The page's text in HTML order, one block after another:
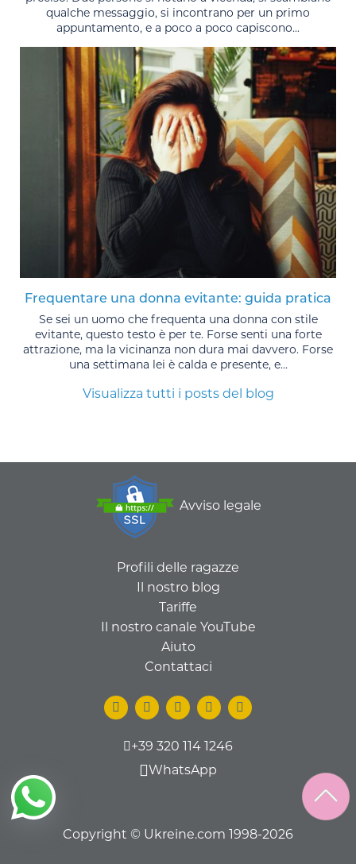
qualche messaggio, si incontrano per un primo
appuntamento, e a poco a poco capiscono...
Frequentare una donna evitante: guida pratica
Se sei un uomo che frequenta una donna con stile
evitante, questo testo è per te. Forse senti una forte
attrazione, ma la vicinanza non dura mai davvero. Forse
una settimana lei è calda e presente, e...
Visualizza tutti i posts del blog
Avviso legale
Profili delle ragazze
Il nostro blog
Tariffe
Il nostro canale YouTube
Aiuto
Contattaci
+39 320 114 1246
WhatsApp
Copyright © Ukreine.com 1998-2026